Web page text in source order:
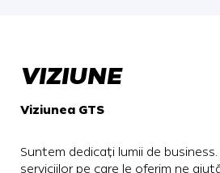
VIZIUNE
Viziunea GTS
Suntem dedicați lumii de
serviciilor pe care le oferim ne